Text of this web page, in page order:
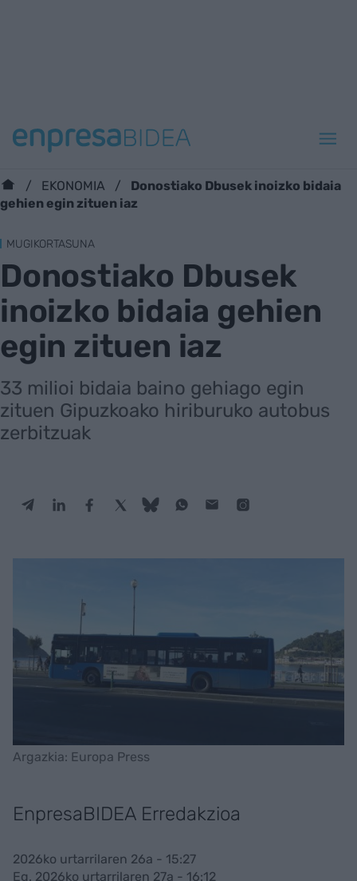
EKONOMIA
Donostiako Dbusek inoizko bidaia
gehien egin zituen iaz
MUGIKORTASUNA
Donostiako Dbusek
inoizko bidaia gehien
egin zituen iaz
33 milioi bidaia baino gehiago egin
zituen Gipuzkoako hiriburuko autobus
zerbitzuak
Argazkia: Europa Press
EnpresaBIDEA Erredakzioa
2026ko urtarrilaren 26a - 15:27
Eg. 2026ko urtarrilaren 27a - 16:12